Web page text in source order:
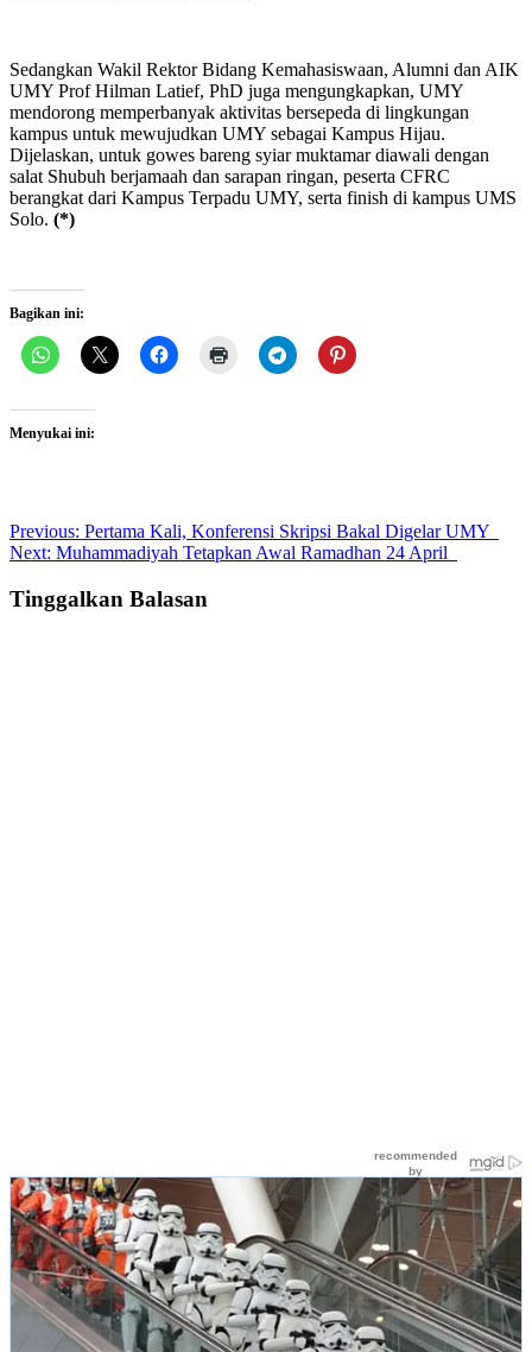
Sedangkan Wakil Rektor Bidang Kemahasiswaan, Alumni dan AIK
UMY Prof Hilman Latief, PhD juga mengungkapkan, UMY
mendorong memperbanyak aktivitas bersepeda di lingkungan
kampus untuk mewujudkan UMY sebagai Kampus Hijau.
Dijelaskan, untuk gowes bareng syiar muktamar diawali dengan
salat Shubuh berjamaah dan sarapan ringan, peserta CFRC
berangkat dari Kampus Terpadu UMY, serta finish di kampus UMS
Solo. (*)
Bagikan ini:
Menyukai ini:
Post
navigation
Previous: Pertama Kali, Konferensi Skripsi Bakal Digelar UMY
Next: Muhammadiyah Tetapkan Awal Ramadhan 24 April
Tinggalkan Balasan